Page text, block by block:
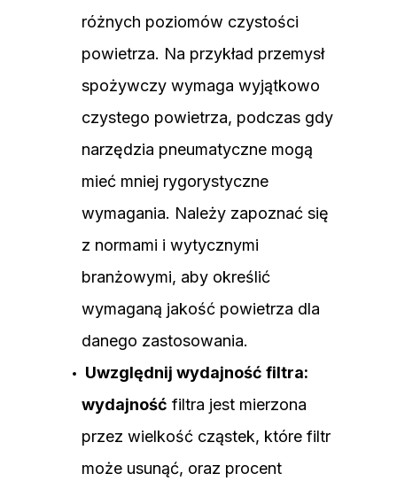
różnych poziomów czystości
powietrza. Na przykład przemysł
spożywczy wymaga wyjątkowo
czystego powietrza, podczas gdy
narzędzia pneumatyczne mogą
mieć mniej rygorystyczne
wymagania. Należy zapoznać się
z normami i wytycznymi
branżowymi, aby określić
wymaganą jakość powietrza dla
danego zastosowania.
Uwzględnij wydajność filtra:
wydajność filtra jest mierzona
przez wielkość cząstek, które filtr
może usunąć, oraz procent